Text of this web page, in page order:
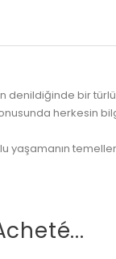
denildiğinde bir
herkesin
yaşamanın